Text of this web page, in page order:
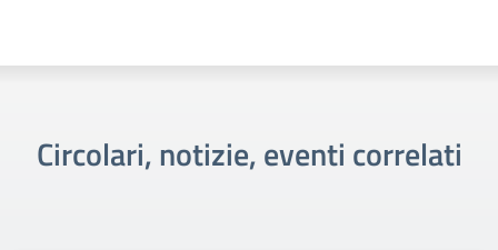
Circolari, notizie, eventi correlati